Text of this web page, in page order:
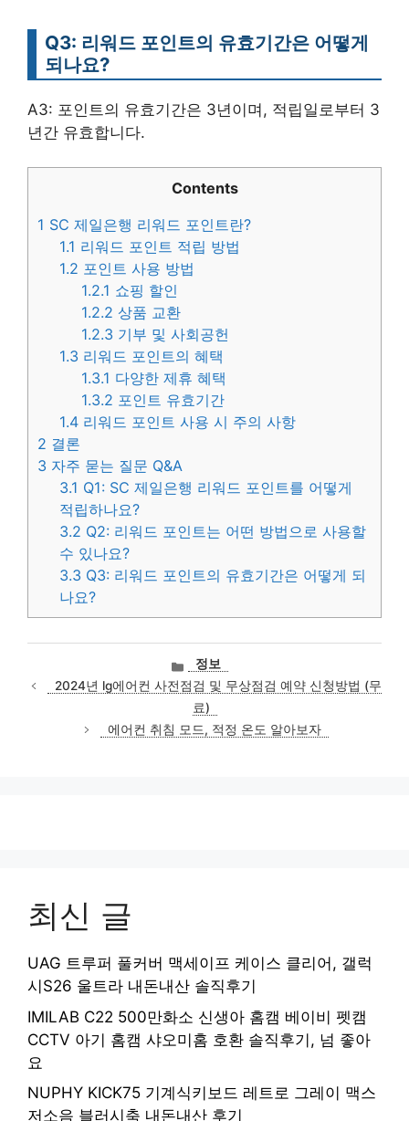
Q3: 리워드 포인트의 유효기간은 어떻게
되나요?
A3: 포인트의 유효기간은 3년이며, 적립일로부터 3
년간 유효합니다.
Contents
1 SC 제일은행 리워드 포인트란?
1.1 리워드 포인트 적립 방법
1.2 포인트 사용 방법
1.2.1 쇼핑 할인
1.2.2 상품 교환
1.2.3 기부 및 사회공헌
1.3 리워드 포인트의 혜택
1.3.1 다양한 제휴 혜택
1.3.2 포인트 유효기간
1.4 리워드 포인트 사용 시 주의 사항
2 결론
3 자주 묻는 질문 Q&A
3.1 Q1: SC 제일은행 리워드 포인트를 어떻게
적립하나요?
3.2 Q2: 리워드 포인트는 어떤 방법으로 사용할
수 있나요?
3.3 Q3: 리워드 포인트의 유효기간은 어떻게 되
나요?
카
테
고
리
정보
2024년 lg에어컨 사전점검 및 무상점검 예약 신청방법 (무
료)
에어컨 취침 모드, 적정 온도 알아보자
최신 글
UAG 트루퍼 풀커버 맥세이프 케이스 클리어, 갤럭
시S26 울트라 내돈내산 솔직후기
IMILAB C22 500만화소 신생아 홈캠 베이비 펫캠
CCTV 아기 홈캠 샤오미홈 호환 솔직후기, 넘 좋아
요
NUPHY KICK75 기계식키보드 레트로 그레이 맥스
저소음 블러시축 내돈내산 후기